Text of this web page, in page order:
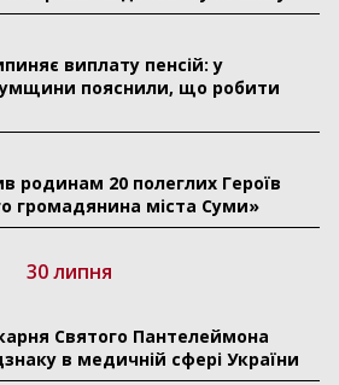
виплату пенсій: у
пояснили, що робити
родинам 20 полеглих Героїв
громадянина міста Суми»
30 липня
Святого Пантелеймона
в медичній сфері України